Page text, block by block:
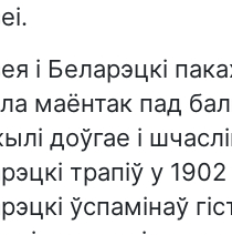
і Беларэцкі
маёнтак пад
доўгае і
трапіў у
ўспамінаў